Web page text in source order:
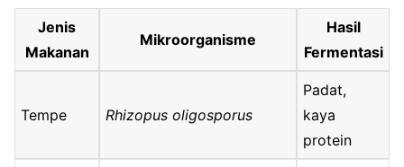
Jenis
Makanan
Mikroorganisme
Hasil
Fermentasi
Tempe Rhizopus oligosporus
Padat,
kaya
protein